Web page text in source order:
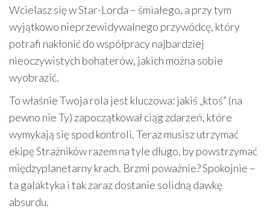
Wcielasz się w Star-Lorda – śmiałego, a przy tym
wyjątkowo nieprzewidywalnego przywódcę, który
potrafi nakłonić do współpracy najbardziej
nieoczywistych bohaterów, jakich można sobie
wyobrazić.
To właśnie Twoja rola jest kluczowa: jakiś „ktoś” (na
pewno nie Ty) zapoczątkował ciąg zdarzeń, które
wymykają się spod kontroli. Teraz musisz utrzymać
ekipę Strażników razem na tyle długo, by powstrzymać
międzyplanetarny krach. Brzmi poważnie? Spokojnie –
ta galaktyka i tak zaraz dostanie solidną dawkę
absurdu.